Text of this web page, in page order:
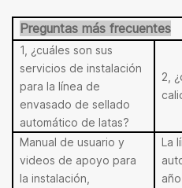
Preguntas más frecuentes
1, ¿cuáles son sus
servicios de instalación
para la línea de
envasado de sellado
automático de latas?
2,
Manual de usuario y
videos de apoyo para
la instalación,
La